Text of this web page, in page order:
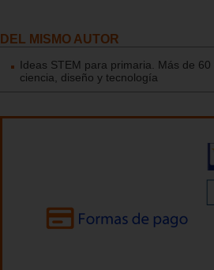
DEL MISMO AUTOR
Ideas STEM para primaria. Más de
ciencia, diseño y tecnología